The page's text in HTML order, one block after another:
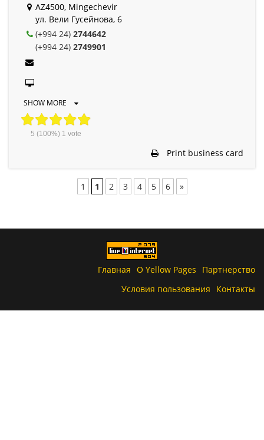
AZ4500, Mingechevir
ул. Вели Гусейнова, 6
(+994 24) 2744642
(+994 24) 2749901
SHOW MORE
5 (100%) 1 vote
Print business card
1 1 2 3 4 5 6 »
Главная О Yellow Pages
Партнерство
Условия пользования
Контакты